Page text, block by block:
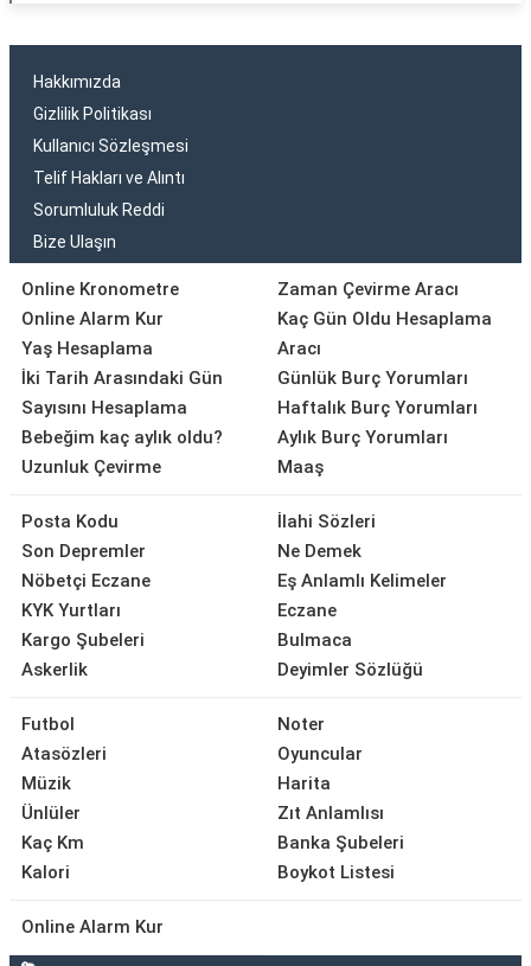
Hakkımızda
Gizlilik Politikası
Kullanıcı Sözleşmesi
Telif Hakları ve Alıntı
Sorumluluk Reddi
Bize Ulaşın
Online Kronometre
Online Alarm Kur
Yaş Hesaplama
İki Tarih Arasındaki Gün
Sayısını Hesaplama
Bebeğim kaç aylık oldu?
Uzunluk Çevirme
Zaman Çevirme Aracı
Kaç Gün Oldu Hesaplama
Aracı
Günlük Burç Yorumları
Haftalık Burç Yorumları
Aylık Burç Yorumları
Maaş
Posta Kodu
Son Depremler
Nöbetçi Eczane
KYK Yurtları
Kargo Şubeleri
Askerlik
İlahi Sözleri
Ne Demek
Eş Anlamlı Kelimeler
Eczane
Bulmaca
Deyimler Sözlüğü
Futbol
Atasözleri
Müzik
Ünlüler
Kaç Km
Kalori
Noter
Oyuncular
Harita
Zıt Anlamlısı
Banka Şubeleri
Boykot Listesi
Online Alarm Kur